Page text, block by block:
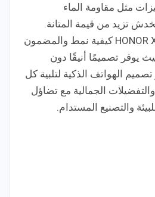
مثل مقاومة الماء
تزيد من قيمة المتانة.
يجسد هاتف الذكي HONOR X8c كيفية نمط والمضمون
يوفر تصميمًا أنيقًا دون
تصميم الهواتف الذكية لتلبية كل
الجمالية مع تضاؤل
والتصنيع المستدام.